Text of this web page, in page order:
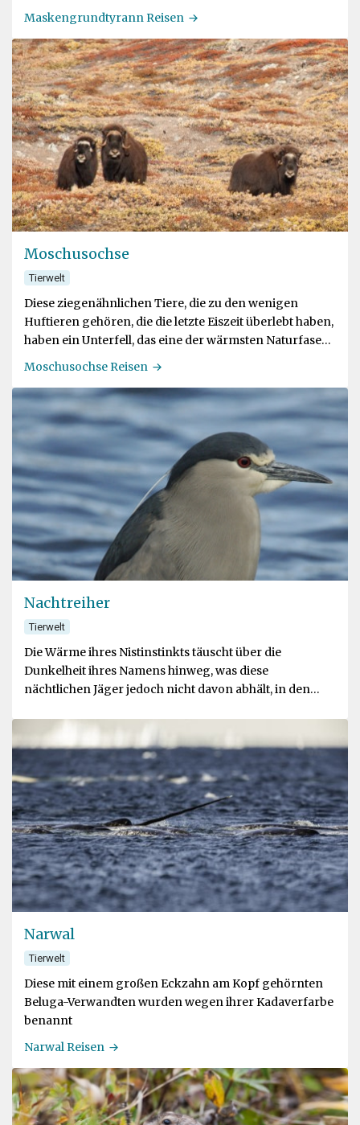
Nachrichten übermitteln. Er gehört zur größten
amerikanischen Vogelfamilie
Maskengrundtyrann Reisen
Moschusochse
Tierwelt
Diese ziegenähnlichen Tiere, die zu den wenigen
Huftieren gehören, die die letzte Eiszeit überlebt haben,
haben ein Unterfell, das eine der wärmsten Naturfasern
der Welt ist
Moschusochse Reisen
Nachtreiher
Tierwelt
Die Wärme ihres Nistinstinkts täuscht über die
Dunkelheit ihres Namens hinweg, was diese
nächtlichen Jäger jedoch nicht davon abhält, in den
geringsten ist
Narwal
Tierwelt
Diese mit einem großen Eckzahn am Kopf gehörnten
Beluga-Verwandten wurden wegen ihrer Kadaverfarbe
benannt
Narwal Reisen